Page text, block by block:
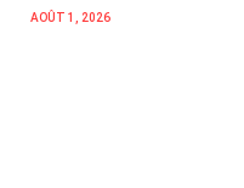
AOÛT 1, 2026